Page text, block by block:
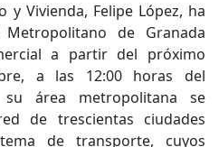
y Vivienda, Felipe López, ha
de Granada
a partir del próximo
a las 12:00 horas del
su área metropolitana se
de trescientas ciudades
de transporte, cuyos